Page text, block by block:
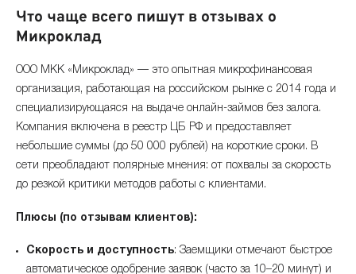
Что чаще всего пишут в отзывах о
Микроклад
ООО МКК «Микроклад» — это опытная микрофинансовая
организация, работающая на российском рынке с 2014 года и
специализирующаяся на выдаче онлайн-займов без залога.
Компания включена в реестр ЦБ РФ и предоставляет
небольшие суммы (до 50 000 рублей) на короткие сроки. В
сети преобладают полярные мнения: от похвалы за скорость
до резкой критики методов работы с клиентами.
Плюсы (по отзывам клиентов):
Скорость и доступность: Заемщики отмечают быстрое
автоматическое одобрение заявок (часто за 10–20 минут) и